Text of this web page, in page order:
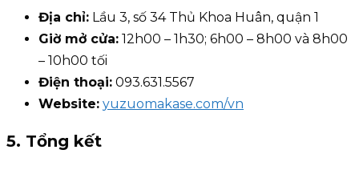
Địa chỉ: Lầu 3, số 34 Thủ Khoa Huân, quận 1
Giờ mở cửa: 12h00 – 1h30; 6h00 – 8h00 và 8h00
– 10h00 tối
Điện thoại: 093.631.5567
Website: yuzuomakase.com/vn
5. Tổng kết